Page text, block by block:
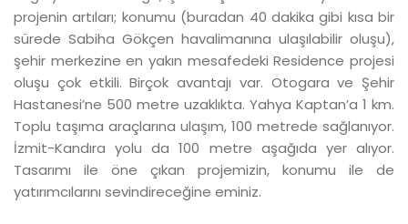
projenin artıları; konumu (buradan 40 dakika gibi kısa bir
sürede Sabiha Gökçen havalimanına ulaşılabilir oluşu),
şehir merkezine en yakın mesafedeki Residence projesi
oluşu çok etkili. Birçok avantajı var. Otogara ve Şehir
Hastanesi’ne 500 metre uzaklıkta. Yahya Kaptan’a 1 km.
Toplu taşıma araçlarına ulaşım, 100 metrede sağlanıyor.
İzmit-Kandıra yolu da 100 metre aşağıda yer alıyor.
Tasarımı ile öne çıkan projemizin, konumu ile de
yatırımcılarını sevindireceğine eminiz.